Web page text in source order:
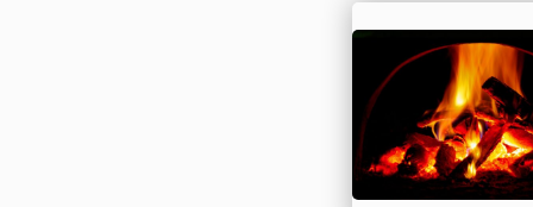
устанавливает на
свое Царство
морозов до прихода
Весны.Мара-
издревле
Тёмный Лик
Богини — Матери
сущего. Если